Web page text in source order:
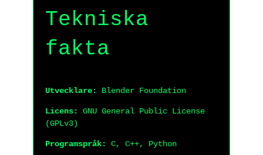
Tekniska
fakta
Utvecklare: Blender Foundation
Licens:
GNU General Public License
(GPLv3)
Programspråk: C, C++, Python